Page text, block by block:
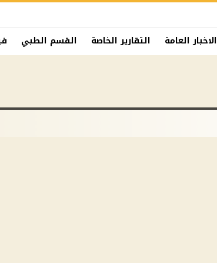
الاخبار العامة التقارير الخاصة القسم الطبي